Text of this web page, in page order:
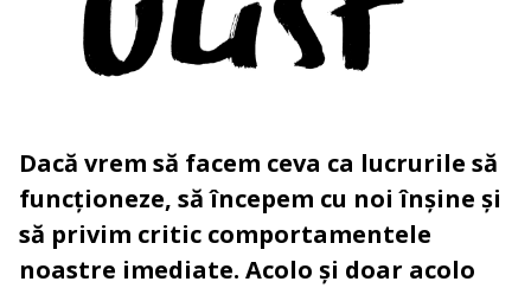
Dacă vrem să facem ceva ca lucrurile să
funcționeze, să începem cu noi înșine și
să privim critic comportamentele
noastre imediate. Acolo și doar acolo